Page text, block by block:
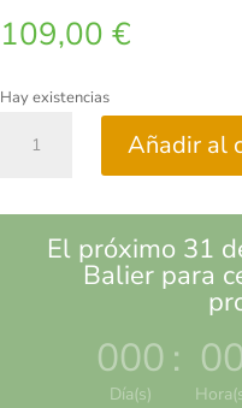
109,00 €
Hay existencias
Oranye
Añadir al
El próximo 31
Balier para
000
Día(s)
: